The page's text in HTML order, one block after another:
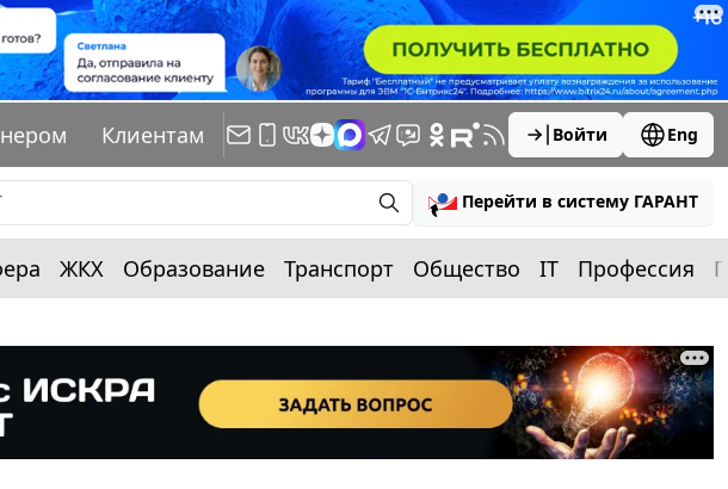
Клиентам Войти Eng
Перейти в систему ГАРАНТ
ЖКХ Образование Транспорт Общество IT Профессия